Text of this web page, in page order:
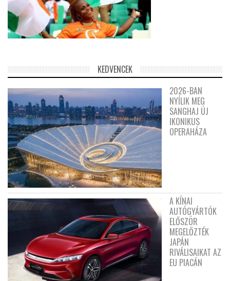
KEDVENCEK
2026-BAN
NYÍLIK MEG
SANGHAJ ÚJ
IKONIKUS
OPERAHÁZA
A KÍNAI
AUTÓGYÁRTÓK
ELŐSZÖR
MEGELŐZTÉK
JAPÁN
RIVÁLISAIKAT AZ
EU PIACÁN